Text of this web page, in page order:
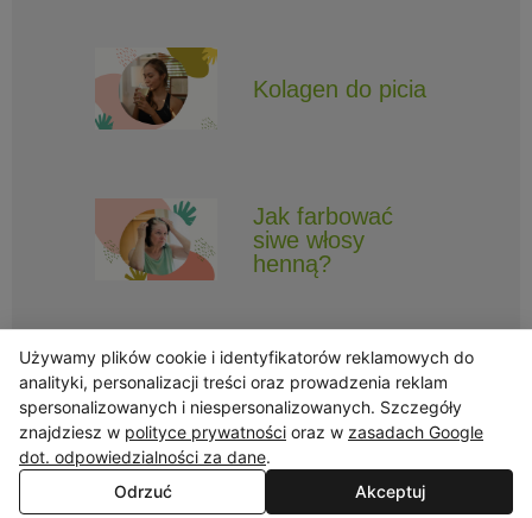
Kolagen do picia
Jak farbować
siwe włosy
henną?
Obserwuj Triny, by nie ominęły Cię najlepsze promocje i informacje
o nowościach.
Używamy plików cookie i identyfikatorów reklamowych do
analityki, personalizacji treści oraz prowadzenia reklam
spersonalizowanych i niespersonalizowanych. Szczegóły
znajdziesz w polityce prywatności oraz w zasadach Google
dot. odpowiedzialności za dane.
Odrzuć
Akceptuj